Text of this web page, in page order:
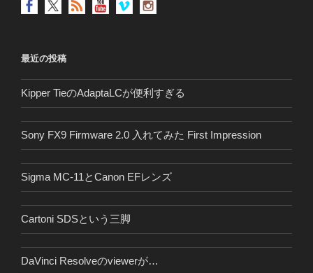
最近の投稿
Kipper TieのAdaptaLCが便利すぎる
Sony FX9 Firmware 2.0 入れてみた First Impression
Sigma MC-11とCanon EFレンズ
Cartoni SDSという三脚
DaVinci Resolveのviewerが…